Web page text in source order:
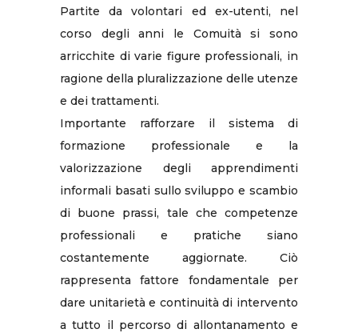
Partite da volontari ed ex-utenti, nel
corso degli anni le Comuità si sono
arricchite di varie figure professionali, in
ragione della pluralizzazione delle utenze
e dei trattamenti.
Importante rafforzare il sistema di
formazione professionale e la
valorizzazione degli apprendimenti
informali basati sullo sviluppo e scambio
di buone prassi, tale che competenze
professionali e pratiche siano
costantemente aggiornate. Ciò
rappresenta fattore fondamentale per
dare unitarietà e continuità di intervento
a tutto il percorso di allontanamento e